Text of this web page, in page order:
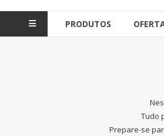
PRODUTOS
Tudo
Prepare-se